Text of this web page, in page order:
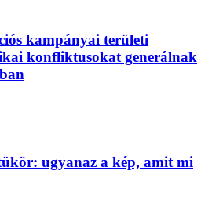
kampányai területi
konfliktusokat generálnak
ugyanaz a kép, amit mi